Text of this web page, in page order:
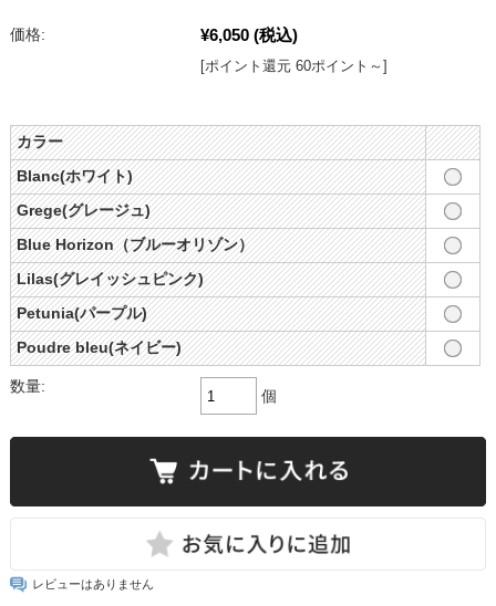
価格: ¥6,050 (税込)
[ポイント還元 60ポイント～]
カラー
Blanc(ホワイト)
Grege(グレージュ)
Blue Horizon（ブルーオリゾン）
Lilas(グレイッシュピンク)
Petunia(パープル)
Poudre bleu(ネイビー)
数量:
個
レビューはありません